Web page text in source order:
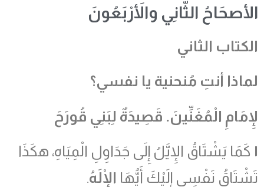
الأصحَاحُ الثَّانِي والأَرْبَعُونَ
الكتاب الثاني
لماذا أنتِ مُنحنية يا نفسي؟
لإِمَامِ الْمُغَنِّينَ. قَصِيدَةٌ لِبَنِي قُورَحَ
١ كَمَا يَشْتَاقُ الإِيَّلُ إِلَى جَدَاوِلِ الْمِيَاهِ، هكَذَا
تَشْتَاقُ نَفْسِي إِلَيْكَ أَيُّهَا الْإِلَهُ.